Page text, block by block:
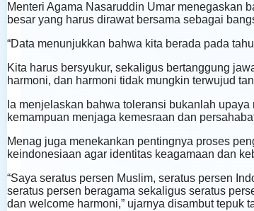
Menteri Agama Nasaruddin Umar menegaskan
besar yang harus dirawat bersama sebagai
“Data menunjukkan bahwa kita berada pada
Kita harus bersyukur, sekaligus bertanggung
harmoni, dan harmoni tidak mungkin terwujud
Ia menjelaskan bahwa toleransi bukanlah
kemampuan menjaga kemesraan dan
Menag juga menekankan pentingnya proses
keindonesiaan agar identitas keagamaan dan
“Saya seratus persen Muslim, seratus persen
seratus persen beragama sekaligus seratus
dan welcome harmoni,” ujarnya disambut tepuk